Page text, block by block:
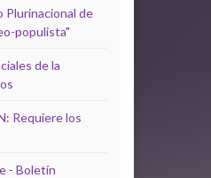
Plurinacional de
populista"
de la
Requiere los
- Boletín